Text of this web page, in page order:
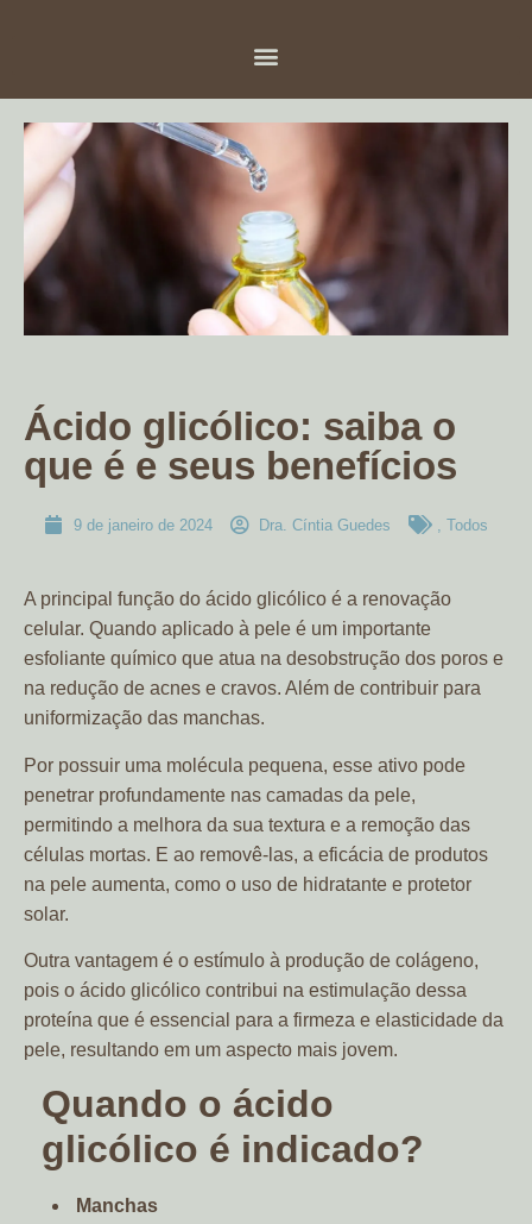
Ácido glicólico: saiba o
que é e seus benefícios
9 de janeiro de 2024 Dra. Cíntia Guedes Todos
A principal função do ácido glicólico é a renovação
celular. Quando aplicado à pele é um importante
esfoliante químico que atua na desobstrução dos poros e
na redução de acnes e cravos. Além de contribuir para
uniformização das manchas.
Por possuir uma molécula pequena, esse ativo pode
penetrar profundamente nas camadas da pele,
permitindo a melhora da sua textura e a remoção das
células mortas. E ao removê-las, a eficácia de produtos
na pele aumenta, como o uso de hidratante e protetor
solar.
Outra vantagem é o estímulo à produção de colágeno,
pois o ácido glicólico contribui na estimulação dessa
proteína que é essencial para a firmeza e elasticidade da
pele, resultando em um aspecto mais jovem.
Quando o ácido
glicólico é indicado?
Manchas